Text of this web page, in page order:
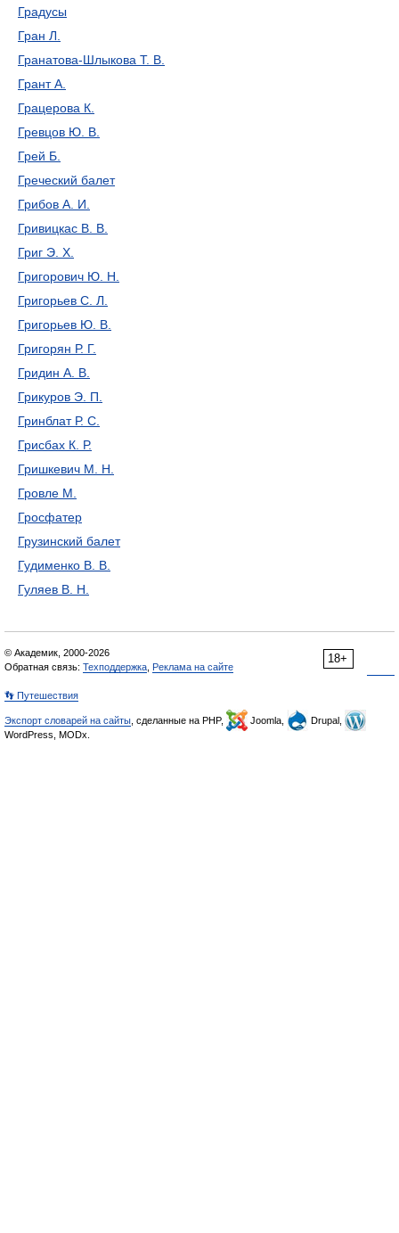
Градусы
Гран Л.
Гранатова-Шлыкова Т. В.
Грант А.
Грацерова К.
Гревцов Ю. В.
Грей Б.
Греческий балет
Грибов А. И.
Гривицкас В. В.
Григ Э. Х.
Григорович Ю. Н.
Григорьев С. Л.
Григорьев Ю. В.
Григорян Р. Г.
Гридин А. В.
Грикуров Э. П.
Гринблат Р. С.
Грисбах К. Р.
Гришкевич М. Н.
Гровле М.
Гросфатер
Грузинский балет
Гудименко В. В.
Гуляев В. Н.
18+
© Академик, 2000-2026
Обратная связь: Техподдержка Реклама на сайте
👣 Путешествия
Экспорт словарей на сайты , сделанные на PHP, Joomla,
Drupal,
WordPress, MODx.